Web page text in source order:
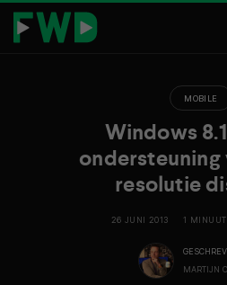
MOBILE
Windows
ondersteuning
resolutie
26 JUNI 2013 1 MINUUT
MARTIJN